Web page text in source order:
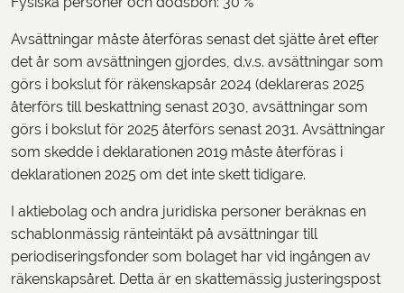
Avsättningar måste återföras senast det sjätte året efter
det år som avsättningen gjordes, d.v.s. avsättningar som
görs i bokslut för räkenskapsår 2024 (deklareras 2025
återförs till beskattning senast 2030, avsättningar som
görs i bokslut för 2025 återförs senast 2031. Avsättningar
som skedde i deklarationen 2019 måste återföras i
deklarationen 2025 om det inte skett tidigare.
I aktiebolag och andra juridiska personer beräknas en
schablonmässig ränteintäkt på avsättningar till
periodiseringsfonder som bolaget har vid ingången av
räkenskapsåret. Detta är en skattemässig justeringspost